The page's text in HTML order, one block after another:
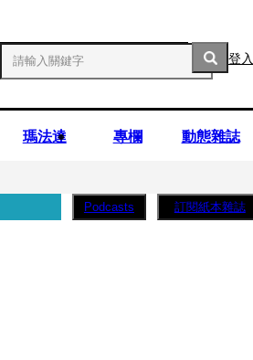
登入
瑪法達 專欄 動態雜誌
Podcasts 訂閱紙本雜誌